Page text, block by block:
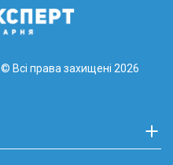
© Всі права захищені 2026